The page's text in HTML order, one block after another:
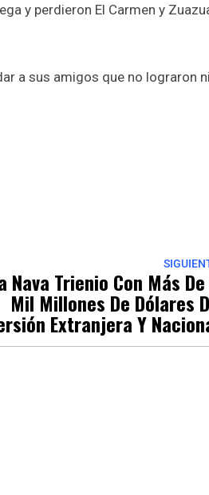
y perdieron El Carmen y
a sus amigos que no lograron
Nava Trienio Con Más
Mil Millones De Dólares
Extranjera Y